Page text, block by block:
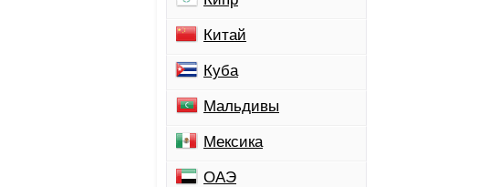
Китай
Куба
Мальдивы
Мексика
ОАЭ